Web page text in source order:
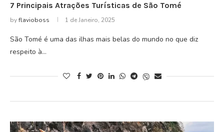
7 Principais Atrações Turísticas de São Tomé
byflavioboss 1 de Janeiro, 2025
São Tomé é uma das ilhas mais belas do mundo no que diz
respeito à…